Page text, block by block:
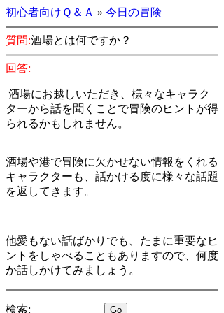
初心者向けＱ＆Ａ » 今日の冒険
質問:酒場とは何ですか？
回答:
酒場にお越しいただき、様々なキャラク
ターから話を聞くことで冒険のヒントが得
られるかもしれません。
酒場や港で冒険に欠かせない情報をくれる
キャラクターも、話かける度に様々な話題
を返してきます。
他愛もない話ばかりでも、たまに重要なヒ
ントをしゃべることもありますので、何度
か話しかけてみましょう。
検索: